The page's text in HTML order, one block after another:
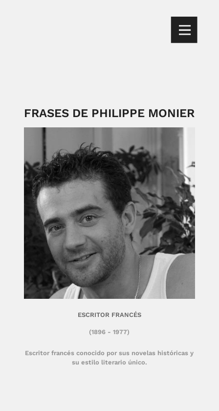
FRASES DE PHILIPPE MONIER
Escritor francés conocido por sus novelas históricas y
su estilo literario único.
(1896 - 1977)
ESCRITOR FRANCÉS